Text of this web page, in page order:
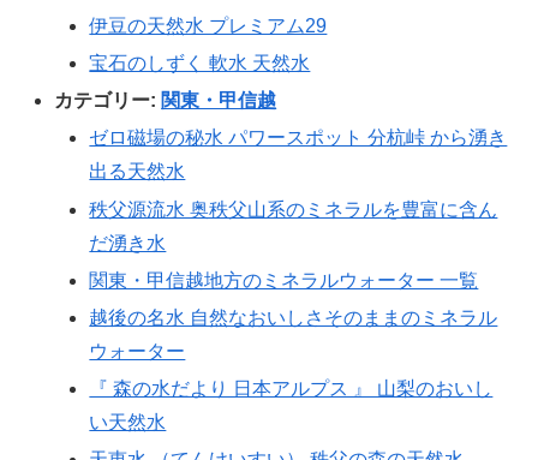
伊豆の天然水 プレミアム29
宝石のしずく 軟水 天然水
カテゴリー: 関東・甲信越
ゼロ磁場の秘水 パワースポット 分杭峠 から湧き
出る天然水
秩父源流水 奥秩父山系のミネラルを豊富に含ん
だ湧き水
関東・甲信越地方のミネラルウォーター 一覧
越後の名水 自然なおいしさそのままのミネラル
ウォーター
『 森の水だより 日本アルプス 』 山梨のおいし
い天然水